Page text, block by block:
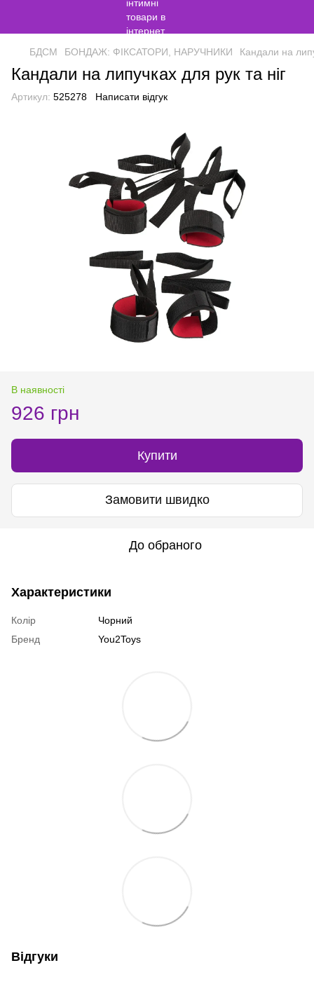
БДСМ БОНДАЖ: ФІКСАТОРИ, НАРУЧНИКИ Кандали на
Кандали на липучках для рук та ніг
Артикул: 525278 Написати відгук
В наявності
926 грн
Купити
Замовити швидко
До обраного
Характеристики
Колір
Чорний
Бренд
You2Toys
Відгуки